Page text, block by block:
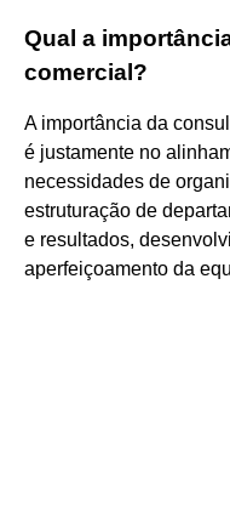
Qual a
comercial?
A importância da
é justamente no
necessidades de
estruturação de
e resultados,
aperfeiçoamento da